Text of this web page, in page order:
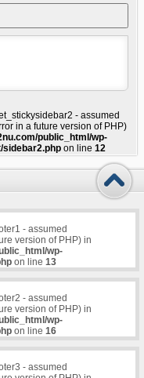
- assumed
in a future version of PHP)
public_html/wp-
on line 12
- assumed
version of PHP) in
wp-
on line 13
- assumed
version of PHP) in
wp-
on line 16
- assumed